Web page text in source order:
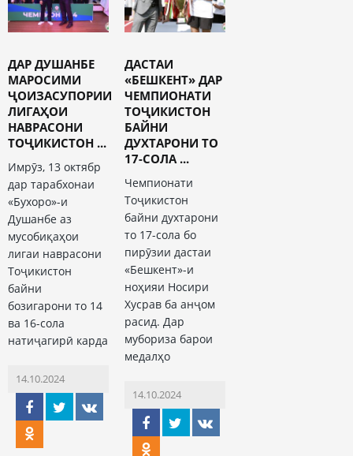
ДАР ДУШАНБЕ
МАРОСИМИ
ҶОИЗАСУПОРИИ
ЛИГАҲОИ
НАВРАСОНИ
ТОҶИКИСТОН ...
Имрӯз, 13 октябр
дар тарабхонаи
«Бухоро»-и
Душанбе аз
мусобиқаҳои
лигаи наврасони
Тоҷикистон
байни
бозигарони то 14
ва 16-сола
натиҷагирӣ карда
14.10.2024
ДАСТАИ
«БЕШКЕНТ» ДАР
ЧЕМПИОНАТИ
ТОҶИКИСТОН
БАЙНИ
ДУХТАРОНИ ТО
17-СОЛА ...
Чемпионати
Тоҷикистон
байни духтарони
то 17-сола бо
пирӯзии дастаи
«Бешкент»-и
ноҳияи Носири
Хусрав ба анҷом
расид. Дар
мубориза барои
медалҳо
14.10.2024